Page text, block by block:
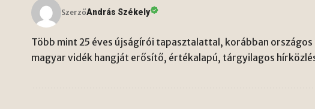
SzerzőAndrás Székely
Több mint 25 éves újságírói tapasztalattal, korábban
magyar vidék hangját erősítő, értékalapú, tárgyilagos